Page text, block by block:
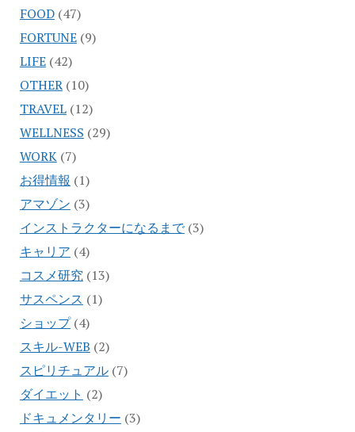
FOOD(47)
FORTUNE(9)
LIFE(42)
OTHER(10)
TRAVEL(12)
WELLNESS (29)
WORK(7)
お得情報 (1)
アマゾン (3)
インストラクターになるまで(3)
キャリア (4)
コスメ研究(13)
サスペンス (1)
ショップ(4)
スキル-WEB (2)
スピリチュアル(7)
ダイエット (2)
ドキュメンタリー (3)